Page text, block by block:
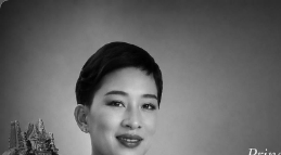
移至主內容
🌐 中文，傳統